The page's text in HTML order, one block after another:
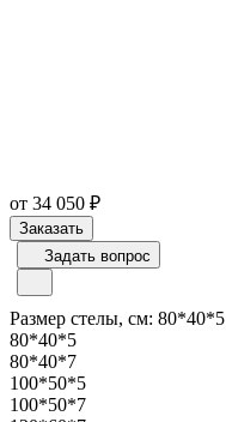
от 34 050 ₽
Заказать
Задать вопрос
Размер стелы, см: 80*40*5
80*40*5
80*40*7
100*50*5
100*50*7